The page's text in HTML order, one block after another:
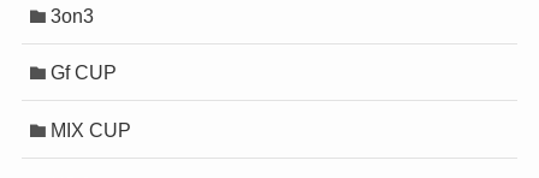
3on3
Gf CUP
MIX CUP